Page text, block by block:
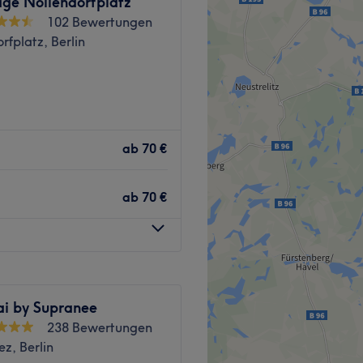
erwartet dich bei
vom hektischen Alltag.
nach
genießt wohltuende
Thai-Wellness-
102 Bewertungen
Berlin
ab 70 €
ab 70 €
by Supranee
238 Bewertungen
Berlin